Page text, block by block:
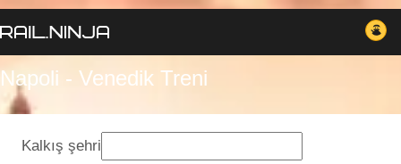
Napoli - Venedik Treni
Kalkış şehri